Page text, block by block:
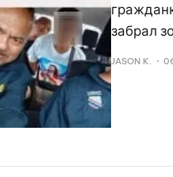
забрал
JASON K.